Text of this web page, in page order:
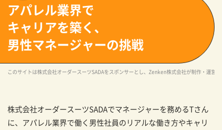
アパレル業界で
キャリアを築く、
男性マネージャーの挑戦
このサイトは株式会社オーダースーツSADAをスポンサーとし、Zenken株式会社が制作・運営
株式会社オーダースーツSADAでマネージャーを務めるTさん
に、アパレル業界で働く男性社員のリアルな働き方やキャリ